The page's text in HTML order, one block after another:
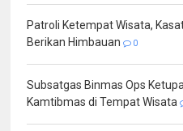
Patroli Ketempat Wisata,
Berikan Himbauan
0
Subsatgas Binmas Ops
Kamtibmas di Tempat Wisata